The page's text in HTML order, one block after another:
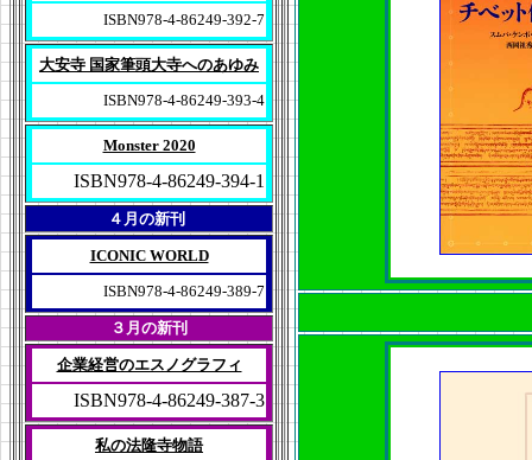
ISBN978-4-86249-392-7
大安寺 国家筆頭大寺へのあゆみ
ISBN978-4-86249-393-4
Monster 2020
ISBN978-4-86249-394-1
４月の新刊
ICONIC WORLD
ISBN978-4-86249-389-7
３月の新刊
企業経営のエスノグラフィ
ISBN978-4-86249-387-3
私の法隆寺物語